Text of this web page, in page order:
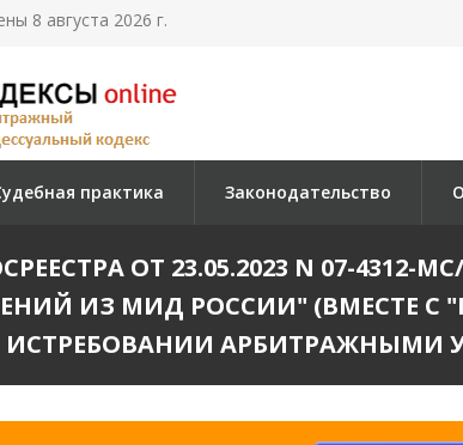
8 августа 2026 г.
практика Законодательство
ОТ 23.05.2023 N 07-
ИЗ МИД РОССИИ" (ВМЕСТЕ С
ИСТРЕБОВАНИИ